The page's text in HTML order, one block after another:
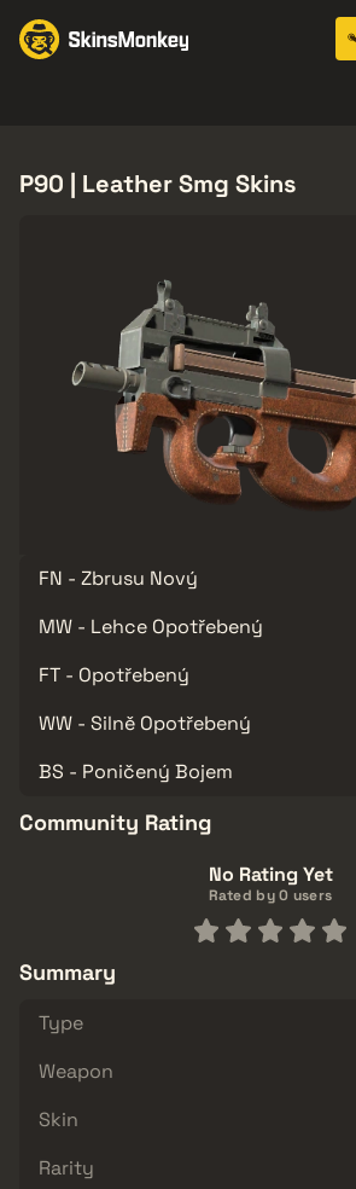
P90 | Leather Smg Skins
FN - Zbrusu Nový
MW - Lehce Opotřebený
FT - Opotřebený
WW - Silně Opotřebený
BS - Poničený Bojem
Community Rating
No Rating Yet
Rated by 0 users
Summary
Type
Weapon
Skin
Rarity